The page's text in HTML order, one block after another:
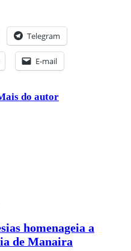
Telegram
E-mail
do autor
homenageia a
de Manaira